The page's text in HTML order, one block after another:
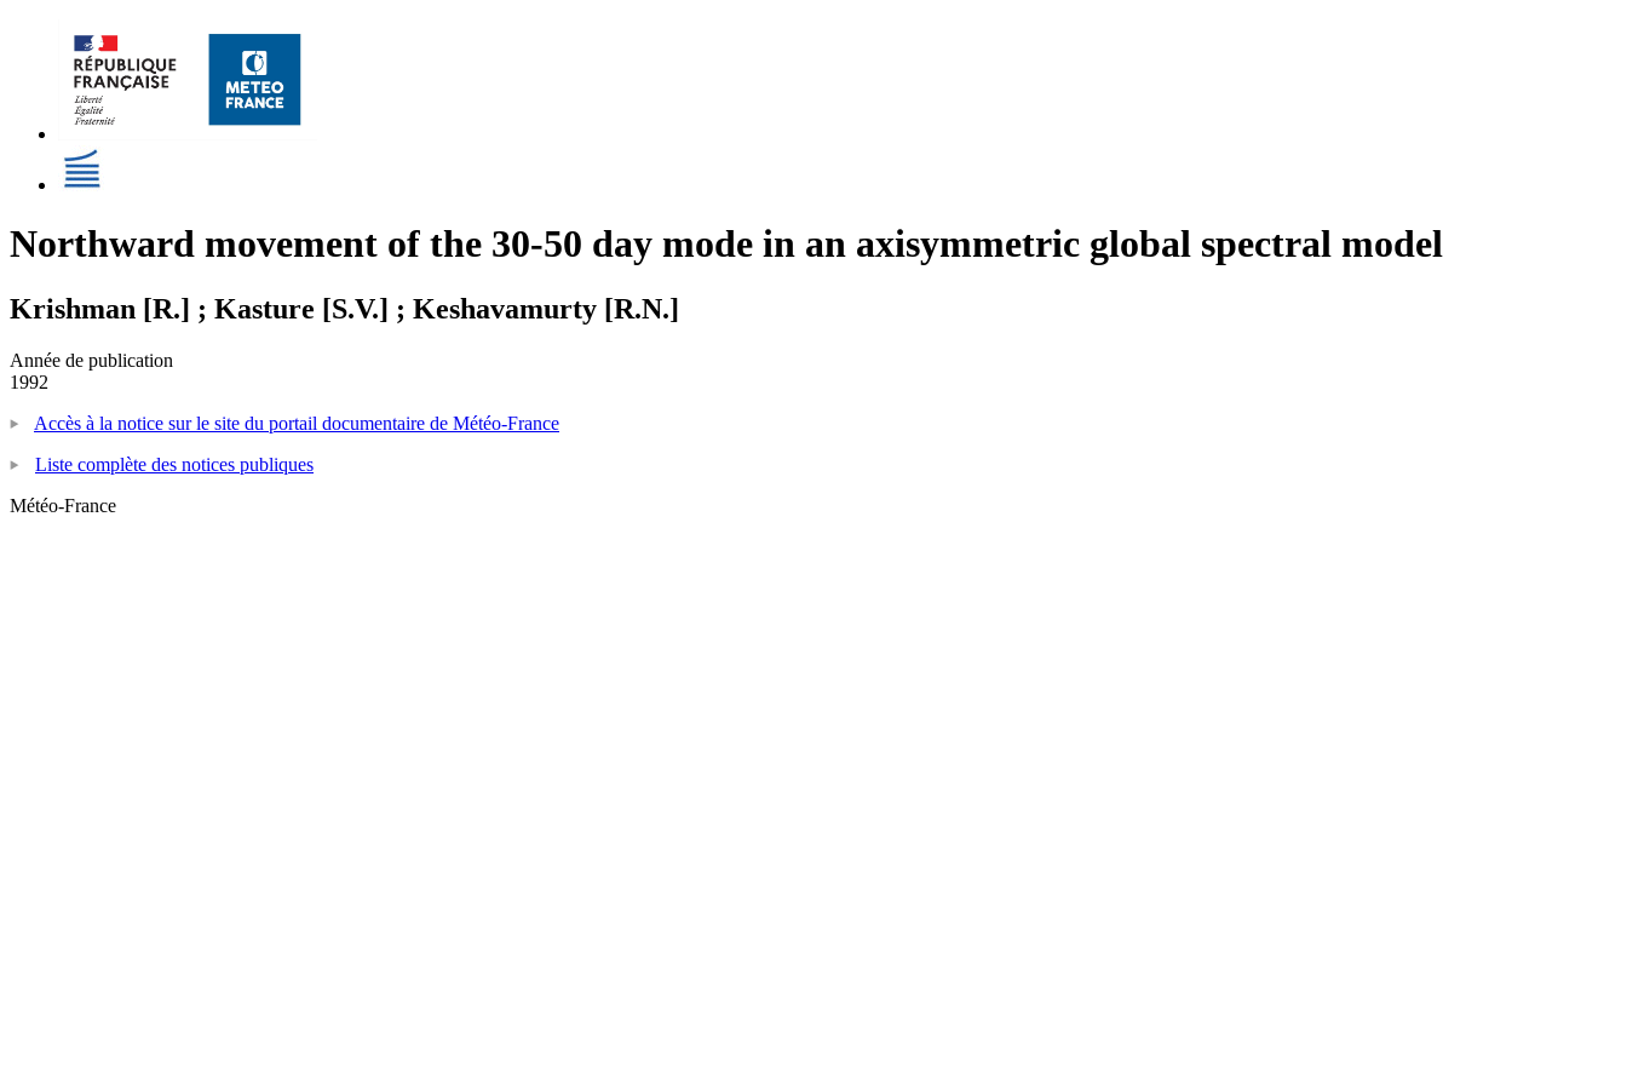
Northward movement of the 30-50 day mode in an axisymmetric global spectral model
Krishman [R.] ; Kasture [S.V.] ; Keshavamurty [R.N.]
Année de publication
1992
Accès à la notice sur le site du portail documentaire de Météo-France
Liste complète des notices publiques
Météo-France